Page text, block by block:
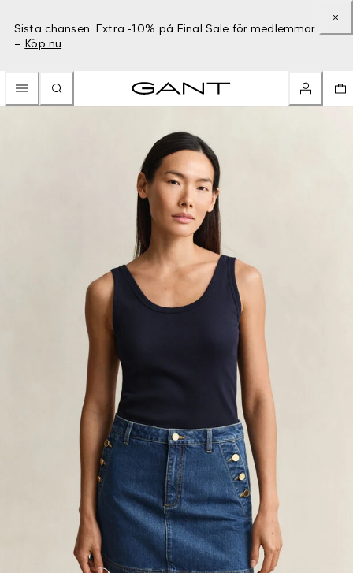
Sista chansen: Extra -10% på Final Sale för medlemmar
– Köp nu